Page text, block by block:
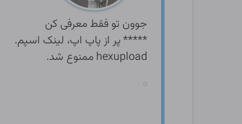
جوون تو فقط معرفی کن
***** پر از پاپ اپ‌، لینک اسپم.
hexupload ممنوع شد.